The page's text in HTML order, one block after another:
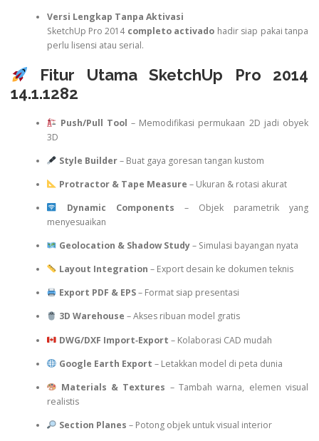
Versi Lengkap Tanpa Aktivasi
SketchUp Pro 2014 completo activado hadir siap pakai tanpa
perlu lisensi atau serial.
Fitur Utama SketchUp Pro 2014
14.1.1282
Push/Pull Tool – Memodifikasi permukaan 2D jadi obyek
3D
Style Builder– Buat gaya goresan tangan kustom
Protractor & Tape Measure – Ukuran & rotasi akurat
Dynamic Components – Objek parametrik yang
menyesuaikan
Geolocation & Shadow Study– Simulasi bayangan nyata
Layout Integration – Export desain ke dokumen teknis
Export PDF & EPS– Format siap presentasi
3D Warehouse – Akses ribuan model gratis
DWG/DXF Import‑Export – Kolaborasi CAD mudah
Google Earth Export – Letakkan model di peta dunia
Materials & Textures – Tambah warna, elemen visual
realistis
Section Planes – Potong objek untuk visual interior